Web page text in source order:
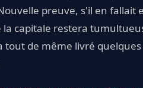
preuve, s'il en
la capitale restera
tout de même livré